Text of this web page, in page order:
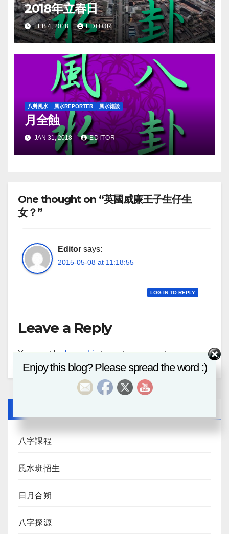
2018年立春日
FEB 4, 2018 EDITOR
八卦風水 風水REPORTER 風水雜談
月全蝕
JAN 31, 2018 EDITOR
One thought on “英國威廉王子生仔生
女？”
Editor says:
2015-05-08 at 11:18:55
LOG IN TO REPLY
Leave a Reply
You must be logged in to post a comment.
八字課程
風水班招生
日月合朔
八字探源
Enjoy this blog? Please spread the word :)